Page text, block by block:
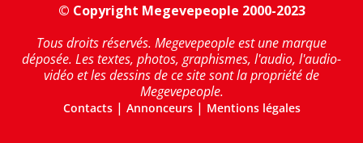
© Copyright Megevepeople 2000-2023
Tous droits réservés. Megevepeople est une marque
déposée. Les textes, photos, graphismes, l'audio, l'audio-
vidéo et les dessins de ce site sont la propriété de
Megevepeople.
Contacts| Annonceurs| Mentions légales